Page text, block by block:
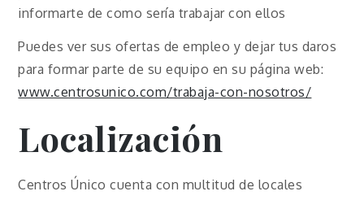
informarte de como sería trabajar con ellos
Puedes ver sus ofertas de empleo y dejar tus daros
para formar parte de su equipo en su página web:
www.centrosunico.com/trabaja-con-nosotros/
Localización
Centros Único cuenta con multitud de locales